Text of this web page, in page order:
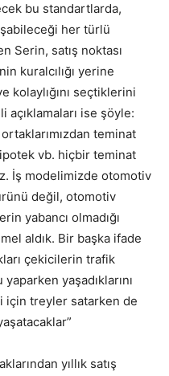
bu standartlarda,
her türlü
Serin, satış noktası
kuralcılığı yerine
kolaylığını seçtiklerini
açıklamaları ise şöyle:
teminat
vb. hiçbir teminat
İş modelimizde otomotiv
değil, otomotiv
yabancı olmadığı
aldık. Bir başka ifade
çekicilerin trafik
yaşadıklarını
için treyler satarken de
yıllık satış